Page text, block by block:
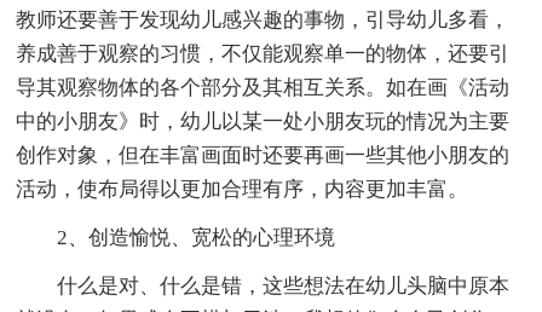
教师还要善于发现幼儿感兴趣的事物，引导幼儿多看，
养成善于观察的习惯，不仅能观察单一的物体，还要引
导其观察物体的各个部分及其相互关系。如在画《活动
中的小朋友》时，幼儿以某一处小朋友玩的情况为主要
创作对象，但在丰富画面时还要再画一些其他小朋友的
活动，使布局得以更加合理有序，内容更加丰富。
2、创造愉悦、宽松的心理环境
什么是对、什么是错，这些想法在幼儿头脑中原本